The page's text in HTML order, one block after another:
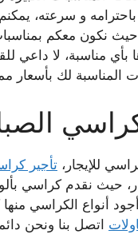
و سرعته،
حيث نكون معكم
بأي مناسبة، لا داعي
المناسبة لك بأسعار
للإيجار، تأجير
حيث نقدم كراسي
أنواع الكراسي
اتصل بنا ونحن